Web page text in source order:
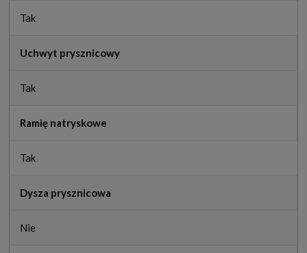
Tak
Uchwyt prysznicowy
Tak
Ramię natryskowe
Tak
Dysza prysznicowa
Nie